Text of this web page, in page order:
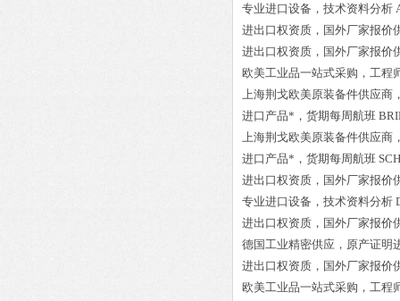
专业进口设备，技术资料分析
进出口权资质，国外厂家报价
进出口权资质，国外厂家报价
欧美工业品一站式采购，工程
上海荆戈欧美原装备件供应商
进口产品*，货期每周航班
上海荆戈欧美原装备件供应商
进口产品*，货期每周航班
进出口权资质，国外厂家报价
专业进口设备，技术资料分析
进出口权资质，国外厂家报价
德国工业精密供应，原产证明
进出口权资质，国外厂家报价
欧美工业品一站式采购，工程